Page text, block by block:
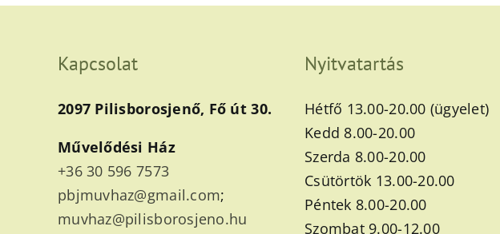
Kapcsolat
2097 Pilisborosjenő, Fő út 30.
Művelődési Ház
+36 30 596 7573
pbjmuvhaz@gmail.com;
muvhaz@pilisborosjeno.hu
Nyitvatartás
Hétfő 13.00-20.00 (ügyelet)
Kedd 8.00-20.00
Szerda 8.00-20.00
Csütörtök 13.00-20.00
Péntek 8.00-20.00
Szombat 9.00-12.00